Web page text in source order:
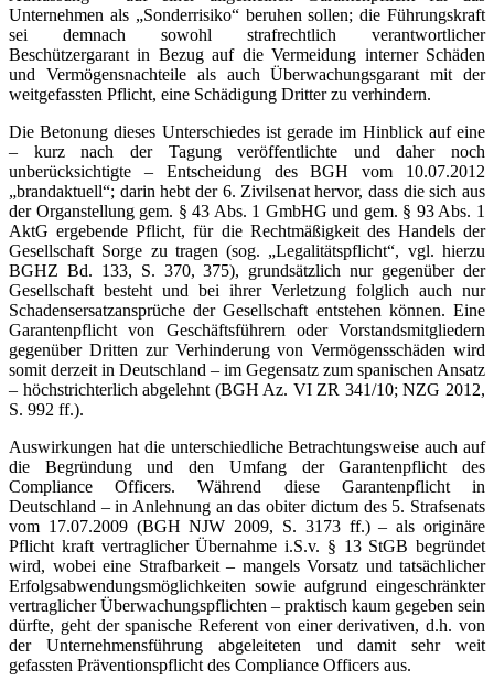
Unternehmen als „Sonderrisiko“ beruhen sollen; die Führungskraft
sei demnach sowohl strafrechtlich verantwortlicher
Beschützergarant in Bezug auf die Vermeidung interner Schäden
und Vermögensnachteile als auch Überwachungsgarant mit der
weitgefassten Pflicht, eine Schädigung Dritter zu verhindern.
Die Betonung dieses Unterschiedes ist gerade im Hinblick auf eine
– kurz nach der Tagung veröffentlichte und daher noch
unberücksichtigte – Entscheidung des BGH vom 10.07.2012
„brandaktuell“; darin hebt der 6. Zivilsenat hervor, dass die sich aus
der Organstellung gem. § 43 Abs. 1 GmbHG und gem. § 93 Abs. 1
AktG ergebende Pflicht, für die Rechtmäßigkeit des Handels der
Gesellschaft Sorge zu tragen (sog. „Legalitätspflicht“, vgl. hierzu
BGHZ Bd. 133, S. 370, 375), grundsätzlich nur gegenüber der
Gesellschaft besteht und bei ihrer Verletzung folglich auch nur
Schadensersatzansprüche der Gesellschaft entstehen können. Eine
Garantenpflicht von Geschäftsführern oder Vorstandsmitgliedern
gegenüber Dritten zur Verhinderung von Vermögensschäden wird
somit derzeit in Deutschland – im Gegensatz zum spanischen Ansatz
– höchstrichterlich abgelehnt (BGH Az. VI ZR 341/10; NZG 2012,
S. 992 ff.).
Auswirkungen hat die unterschiedliche Betrachtungsweise auch auf
die Begründung und den Umfang der Garantenpflicht des
Compliance Officers. Während diese Garantenpflicht in
Deutschland – in Anlehnung an das obiter dictum des 5. Strafsenats
vom 17.07.2009 (BGH NJW 2009, S. 3173 ff.) – als originäre
Pflicht kraft vertraglicher Übernahme i.S.v. § 13 StGB begründet
wird, wobei eine Strafbarkeit – mangels Vorsatz und tatsächlicher
Erfolgsabwendungsmöglichkeiten sowie aufgrund eingeschränkter
vertraglicher Überwachungspflichten – praktisch kaum gegeben sein
dürfte, geht der spanische Referent von einer derivativen, d.h. von
der Unternehmensführung abgeleiteten und damit sehr weit
gefassten Präventionspflicht des Compliance Officers aus.